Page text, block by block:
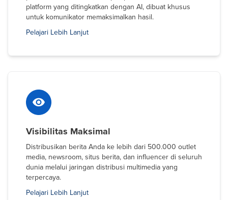
platform yang ditingkatkan dengan AI, dibuat khusus
untuk komunikator memaksimalkan hasil.
Pelajari Lebih Lanjut
Visibilitas Maksimal
Distribusikan berita Anda ke lebih dari 500.000 outlet
media, newsroom, situs berita, dan influencer di seluruh
dunia melalui jaringan distribusi multimedia yang
terpercaya.
Pelajari Lebih Lanjut